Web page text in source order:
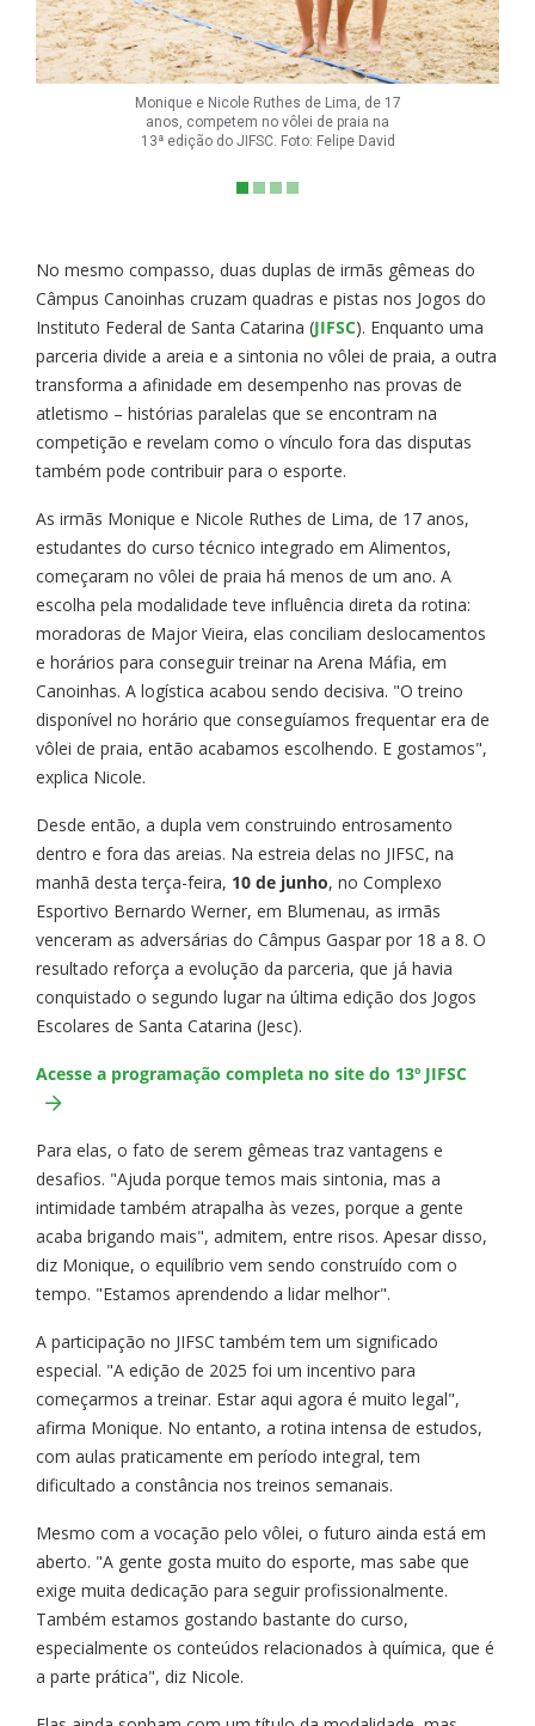
Monique e Nicole Ruthes de Lima, de 17
anos, competem no vôlei de praia na
13ª edição do JIFSC. Foto: Felipe David
No mesmo compasso, duas duplas de irmãs gêmeas do
Câmpus Canoinhas cruzam quadras e pistas nos Jogos do
Instituto Federal de Santa Catarina (JIFSC). Enquanto uma
parceria divide a areia e a sintonia no vôlei de praia, a outra
transforma a afinidade em desempenho nas provas de
atletismo – histórias paralelas que se encontram na
competição e revelam como o vínculo fora das disputas
também pode contribuir para o esporte.
As irmãs Monique e Nicole Ruthes de Lima, de 17 anos,
estudantes do curso técnico integrado em Alimentos,
começaram no vôlei de praia há menos de um ano. A
escolha pela modalidade teve influência direta da rotina:
moradoras de Major Vieira, elas conciliam deslocamentos
e horários para conseguir treinar na Arena Máfia, em
Canoinhas. A logística acabou sendo decisiva. "O treino
disponível no horário que conseguíamos frequentar era de
vôlei de praia, então acabamos escolhendo. E gostamos",
explica Nicole.
Desde então, a dupla vem construindo entrosamento
dentro e fora das areias. Na estreia delas no JIFSC, na
manhã desta terça-feira, 10 de junho, no Complexo
Esportivo Bernardo Werner, em Blumenau, as irmãs
venceram as adversárias do Câmpus Gaspar por 18 a 8. O
resultado reforça a evolução da parceria, que já havia
conquistado o segundo lugar na última edição dos Jogos
Escolares de Santa Catarina (Jesc).
Acesse a programação completa no site do 13º JIFSC
Para elas, o fato de serem gêmeas traz vantagens e
desafios. "Ajuda porque temos mais sintonia, mas a
intimidade também atrapalha às vezes, porque a gente
acaba brigando mais", admitem, entre risos. Apesar disso,
diz Monique, o equilíbrio vem sendo construído com o
tempo. "Estamos aprendendo a lidar melhor".
A participação no JIFSC também tem um significado
especial. "A edição de 2025 foi um incentivo para
começarmos a treinar. Estar aqui agora é muito legal",
afirma Monique. No entanto, a rotina intensa de estudos,
com aulas praticamente em período integral, tem
dificultado a constância nos treinos semanais.
Mesmo com a vocação pelo vôlei, o futuro ainda está em
aberto. "A gente gosta muito do esporte, mas sabe que
exige muita dedicação para seguir profissionalmente.
Também estamos gostando bastante do curso,
especialmente os conteúdos relacionados à química, que é
a parte prática", diz Nicole.